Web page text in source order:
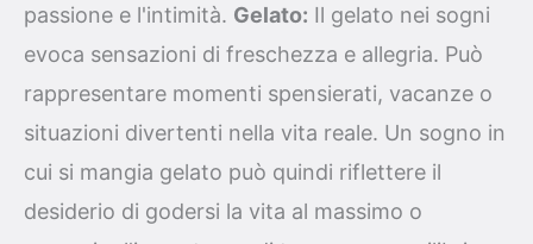
passione e l'intimità. Gelato: Il gelato nei sogni
evoca sensazioni di freschezza e allegria. Può
rappresentare momenti spensierati, vacanze o
situazioni divertenti nella vita reale. Un sogno in
cui si mangia gelato può quindi riflettere il
desiderio di godersi la vita al massimo o